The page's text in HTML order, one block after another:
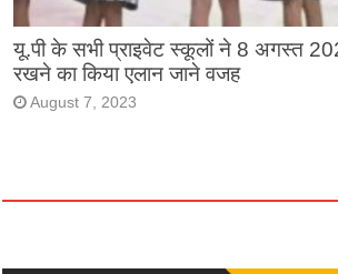
यू.पी के सभी प्राइवेट स्कूलों ने 8 अगस्त
रखने का किया एलान जाने वजह
August 7, 2023